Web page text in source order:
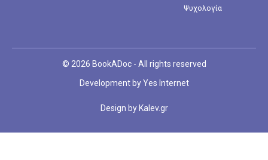
Ψυχολογία
© 2026 BookADoc - All rights reserved
Development byYes Internet
Design byKalev.gr